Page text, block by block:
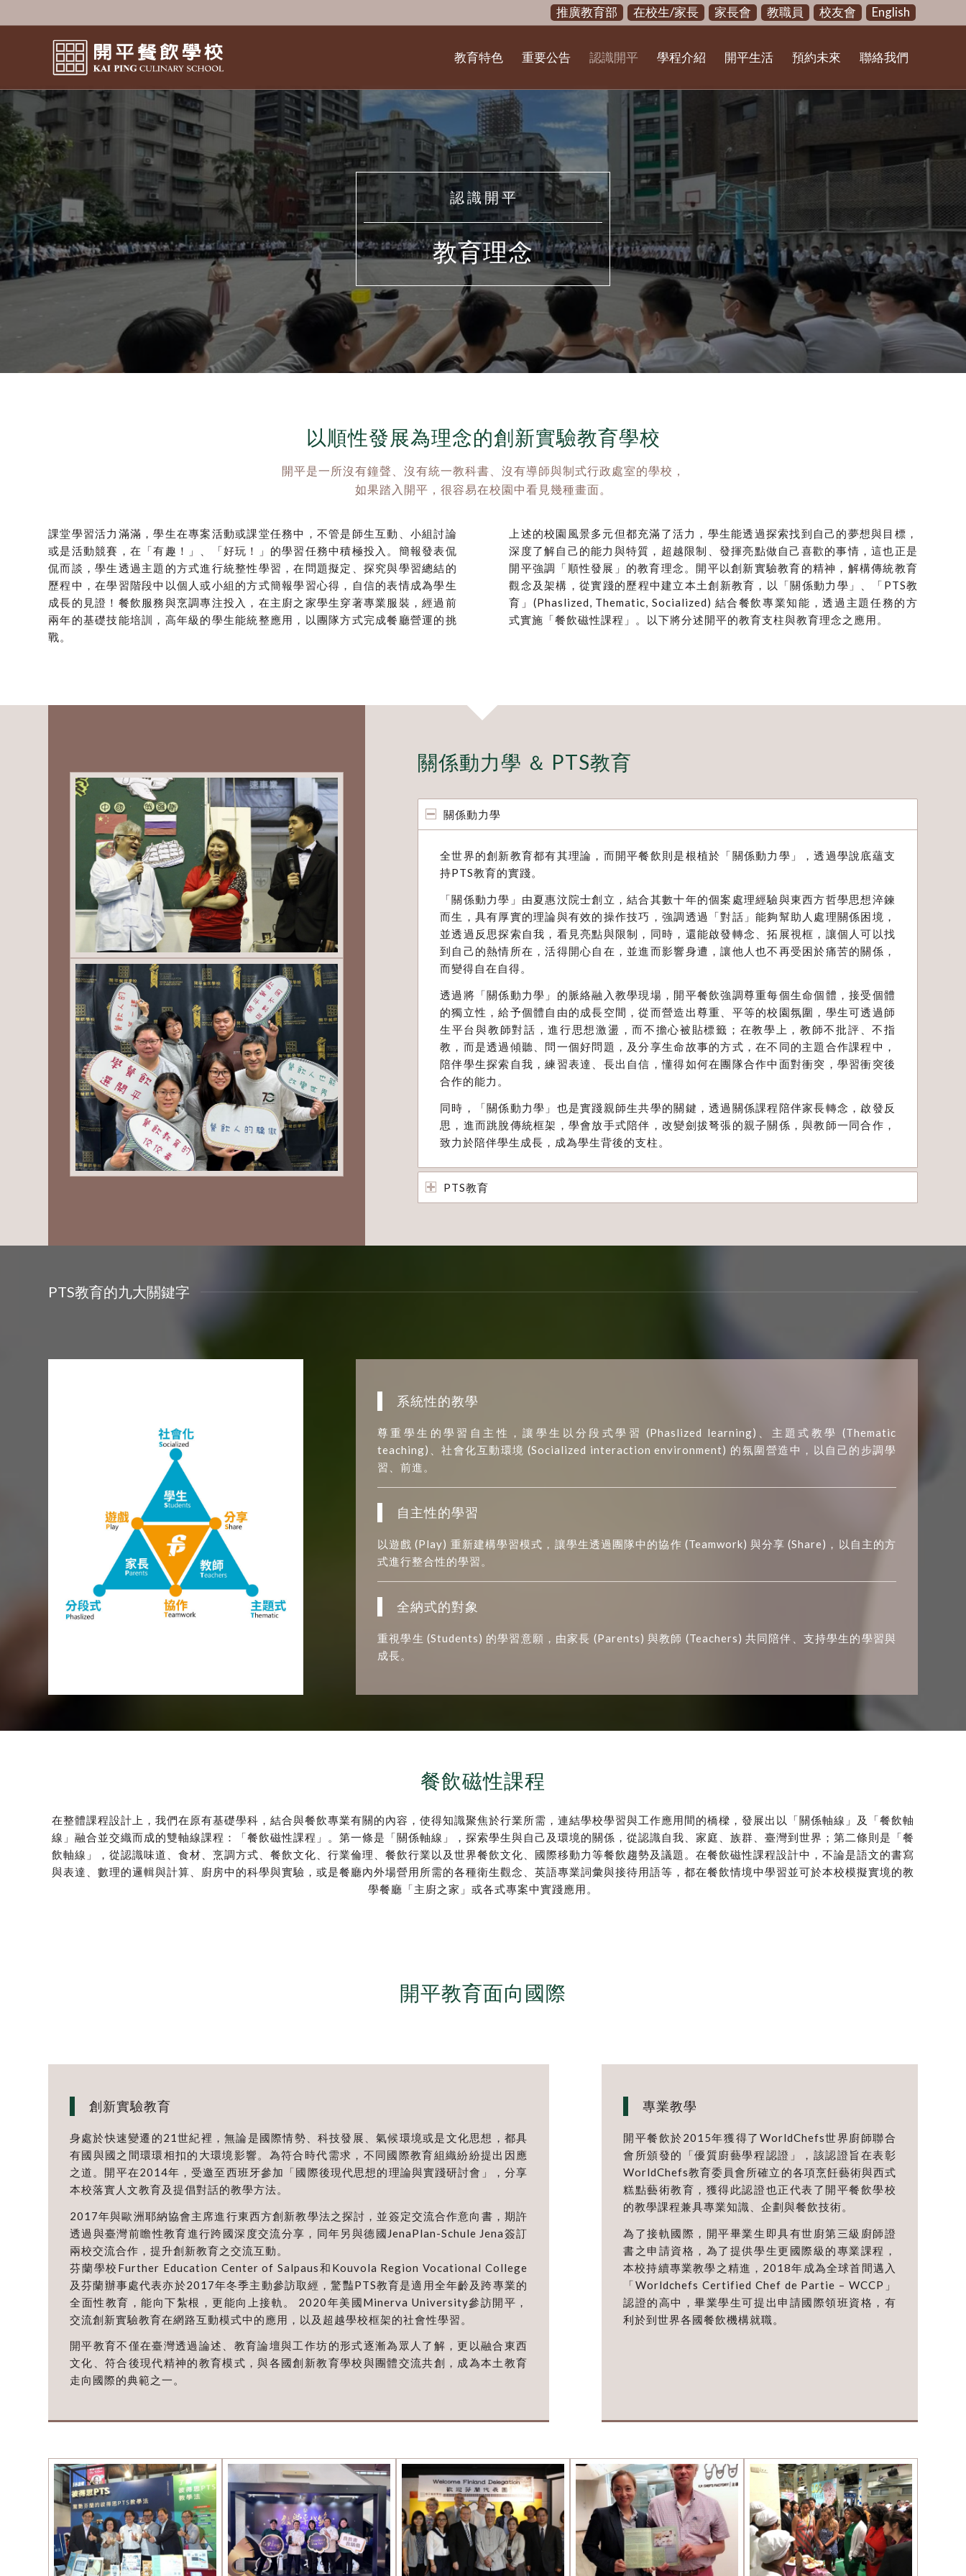
推廣教育部 在校生/家長 家長會 教職員 校友會 English
教育特色 重要公告 認識開平 學程介紹 開平生活 預約未來 聯絡我們
認 識 開 平
教育理念
以順性發展為理念的創新實驗教育學校
開平是一所沒有鐘聲、沒有統一教科書、沒有導師與制式行政處室的學校，
如果踏入開平，很容易在校園中看見幾種畫面。
課堂學習活力滿滿，學生在專案活動或課堂任務中，不管是師生互動、小組討論
或是活動競賽，在「有趣！」、「好玩！」的學習任務中積極投入。簡報發表侃
侃而談，學生透過主題的方式進行統整性學習，在問題擬定、探究與學習總結的
歷程中，在學習階段中以個人或小組的方式簡報學習心得，自信的表情成為學生
成長的見證！餐飲服務與烹調專注投入，在主廚之家學生穿著專業服裝，經過前
兩年的基礎技能培訓，高年級的學生能統整應用，以團隊方式完成餐廳營運的挑
戰。
上述的校園風景多元但都充滿了活力，學生能透過探索找到自己的夢想與目標，
深度了解自己的能力與特質，超越限制、發揮亮點做自己喜歡的事情，這也正是
開平強調「順性發展」的教育理念。開平以創新實驗教育的精神，解構傳統教育
觀念及架構，從實踐的歷程中建立本土創新教育，以「關係動力學」、「PTS教
育」(Phaslized, Thematic, Socialized) 結合餐飲專業知能，透過主題任務的方
式實施「餐飲磁性課程」。以下將分述開平的教育支柱與教育理念之應用。
關係動力學 ＆ PTS教育
關係動力學
全世界的創新教育都有其理論，而開平餐飲則是根植於「關係動力學」，透過學說底蘊支
持PTS教育的實踐。
「關係動力學」由夏惠汶院士創立，結合其數十年的個案處理經驗與東西方哲學思想淬鍊
而生，具有厚實的理論與有效的操作技巧，強調透過「對話」能夠幫助人處理關係困境，
並透過反思探索自我，看見亮點與限制，同時，還能啟發轉念、拓展視框，讓個人可以找
到自己的熱情所在，活得開心自在，並進而影響身遭，讓他人也不再受困於痛苦的關係，
而變得自在自得。
透過將「關係動力學」的脈絡融入教學現場，開平餐飲強調尊重每個生命個體，接受個體
的獨立性，給予個體自由的成長空間，從而營造出尊重、平等的校園氛圍，學生可透過師
生平台與教師對話，進行思想激盪，而不擔心被貼標籤；在教學上，教師不批評、不指
教，而是透過傾聽、問一個好問題，及分享生命故事的方式，在不同的主題合作課程中，
陪伴學生探索自我，練習表達、長出自信，懂得如何在團隊合作中面對衝突，學習衝突後
合作的能力。
同時，「關係動力學」也是實踐親師生共學的關鍵，透過關係課程陪伴家長轉念，啟發反
思，進而跳脫傳統框架，學會放手式陪伴，改變劍拔弩張的親子關係，與教師一同合作，
致力於陪伴學生成長，成為學生背後的支柱。
PTS教育
PTS教育的九大關鍵字
系統性的教學
尊重學生的學習自主性，讓學生以分段式學習 (Phaslized learning)、主題式教學 (Thematic
teaching)、社會化互動環境 (Socialized interaction environment) 的氛圍營造中，以自己的步調學
習、前進。
自主性的學習
以遊戲 (Play) 重新建構學習模式，讓學生透過團隊中的協作 (Teamwork) 與分享 (Share)，以自主的方
式進行整合性的學習。
全納式的對象
重視學生 (Students) 的學習意願，由家長 (Parents) 與教師 (Teachers) 共同陪伴、支持學生的學習與
成長。
餐飲磁性課程
在整體課程設計上，我們在原有基礎學科，結合與餐飲專業有關的內容，使得知識聚焦於行業所需，連結學校學習與工作應用間的橋樑，發展出以「關係軸線」及「餐飲軸
線」融合並交織而成的雙軸線課程：「餐飲磁性課程」。第一條是「關係軸線」，探索學生與自己及環境的關係，從認識自我、家庭、族群、臺灣到世界；第二條則是「餐
飲軸線」，從認識味道、食材、烹調方式、餐飲文化、行業倫理、餐飲行業以及世界餐飲文化、國際移動力等餐飲趨勢及議題。在餐飲磁性課程設計中，不論是語文的書寫
與表達、數理的邏輯與計算、廚房中的科學與實驗，或是餐廳內外場營用所需的各種衛生觀念、英語專業詞彙與接待用語等，都在餐飲情境中學習並可於本校模擬實境的教
學餐廳「主廚之家」或各式專案中實踐應用。
開平教育面向國際
創新實驗教育
身處於快速變遷的21世紀裡，無論是國際情勢、科技發展、氣候環境或是文化思想，都具
有國與國之間環環相扣的大環境影響。為符合時代需求，不同國際教育組織紛紛提出因應
之道。開平在2014年，受邀至西班牙參加「國際後現代思想的理論與實踐研討會」，分享
本校落實人文教育及提倡對話的教學方法。
2017年與歐洲耶納協會主席進行東西方創新教學法之探討，並簽定交流合作意向書，期許
透過與臺灣前瞻性教育進行跨國深度交流分享，同年另與德國JenaPlan-Schule Jena簽訂
兩校交流合作，提升創新教育之交流互動。
芬蘭學校Further Education Center of Salpaus和Kouvola Region Vocational College
及芬蘭辦事處代表亦於2017年冬季主動參訪取經，驚豔PTS教育是適用全年齡及跨專業的
全面性教育，能向下紮根，更能向上接軌。 2020年美國Minerva University參訪開平，
交流創新實驗教育在網路互動模式中的應用，以及超越學校框架的社會性學習。
開平教育不僅在臺灣透過論述、教育論壇與工作坊的形式逐漸為眾人了解，更以融合東西
文化、符合後現代精神的教育模式，與各國創新教育學校與團體交流共創，成為本土教育
走向國際的典範之一。
專業教學
開平餐飲於2015年獲得了WorldChefs世界廚師聯合
會所頒發的「優質廚藝學程認證」，該認證旨在表彰
WorldChefs教育委員會所確立的各項烹飪藝術與西式
糕點藝術教育，獲得此認證也正代表了開平餐飲學校
的教學課程兼具專業知識、企劃與餐飲技術。
為了接軌國際，開平畢業生即具有世廚第三級廚師證
書之申請資格，為了提供學生更國際級的專業課程，
本校持續專業教學之精進，2018年成為全球首間邁入
「Worldchefs Certified Chef de Partie – WCCP」
認證的高中，畢業學生可提出申請國際領班資格，有
利於到世界各國餐飲機構就職。